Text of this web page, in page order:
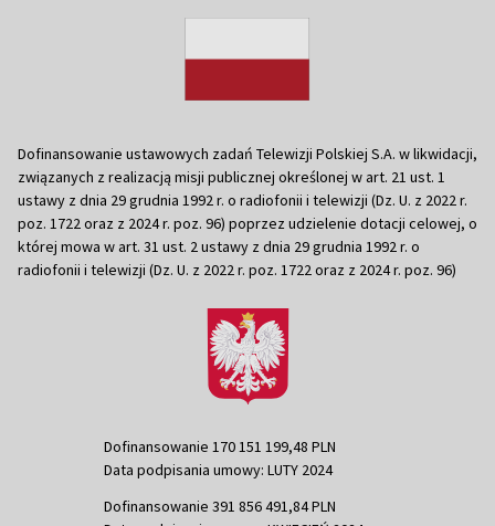
Dofinansowanie ustawowych zadań Telewizji Polskiej S.A. w likwidacji,
związanych z realizacją misji publicznej określonej w art. 21 ust. 1
ustawy z dnia 29 grudnia 1992 r. o radiofonii i telewizji (Dz. U. z 2022 r.
poz. 1722 oraz z 2024 r. poz. 96) poprzez udzielenie dotacji celowej, o
której mowa w art. 31 ust. 2 ustawy z dnia 29 grudnia 1992 r. o
radiofonii i telewizji (Dz. U. z 2022 r. poz. 1722 oraz z 2024 r. poz. 96)
Dofinansowanie 170 151 199,48 PLN
Data podpisania umowy: LUTY 2024
Dofinansowanie 391 856 491,84 PLN